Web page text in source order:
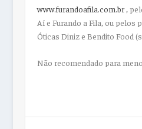
www.furandoafila.com.br,
Aí e Furando a Fila, ou pelos
Óticas Diniz e Bendito Food
Não recomendado para